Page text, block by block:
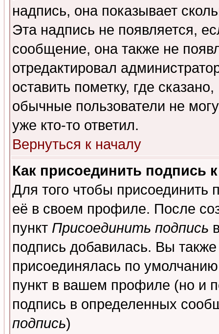
надпись, она показывает
Эта надпись не появляется,
сообщение, она также не
отредактировал
оставить пометку, где
обычные пользователи не
уже кто-то ответил.
Вернуться к началу
Как присоединить подпись
Для того чтобы присоединить
её в своем профиле. После
пункт Присоединить подпись
подпись добавилась. Вы
присоединялась по
пункт в вашем профиле (но и
подпись в определенных
подпись)